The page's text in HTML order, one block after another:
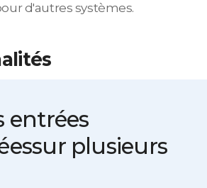
d'autres systèmes.
entrées
sur plusieurs